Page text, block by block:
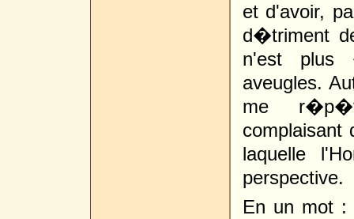
et d'avoir,
d�triment
n'est plus
aveugles.
me
complaisant
laquelle
perspective.
En un mot